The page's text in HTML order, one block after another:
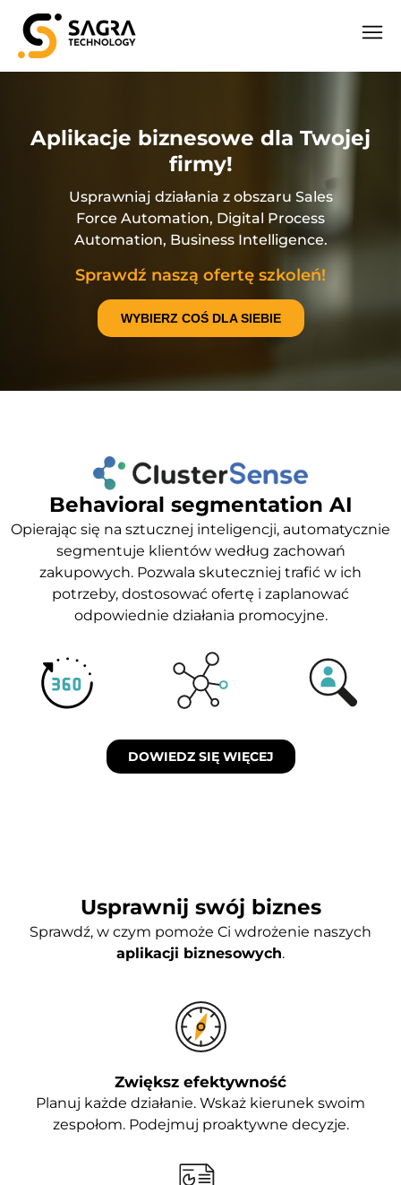
Aplikacje biznesowe dla Twojej
firmy!
Usprawniaj działania z obszaru Sales
Force Automation, Digital Process
Automation, Business Intelligence.
Sprawdź naszą ofertę szkoleń!
WYBIERZ COŚ DLA SIEBIE
Behavioral segmentation AI
Opierając się na sztucznej inteligencji, automatycznie
segmentuje klientów według zachowań
zakupowych. Pozwala skuteczniej trafić w ich
potrzeby, dostosować ofertę i zaplanować
odpowiednie działania promocyjne.
DOWIEDZ SIĘ WIĘCEJ
Usprawnij swój biznes
Sprawdź, w czym pomoże Ci wdrożenie naszych
aplikacji biznesowych.
Zwiększ efektywność
Planuj każde działanie. Wskaż kierunek swoim
zespołom. Podejmuj proaktywne decyzje.